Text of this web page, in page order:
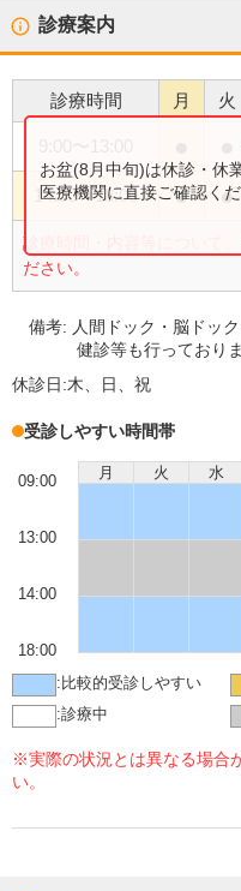
診療案内
診療時間 月 火
14:00〜18:00 ● ●
診療時間・内容等について
ださい。
お盆(8月中旬)は休診・休
医療機関に直接ご確認くだ
備考: 人間ドック・脳ドッ
健診等も行っておりま
休診日:木、日、祝
受診しやすい時間帯
月 火 水
09:00
13:00
14:00
18:00
: 比較的受診しやすい
:診療中
※実際の状況とは異なる場合
い。